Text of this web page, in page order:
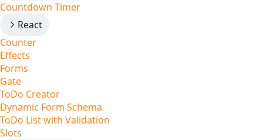
Countdown Timer
React
Counter
Effects
Forms
Gate
ToDo Creator
Dynamic Form Schema
ToDo List with Validation
Slots